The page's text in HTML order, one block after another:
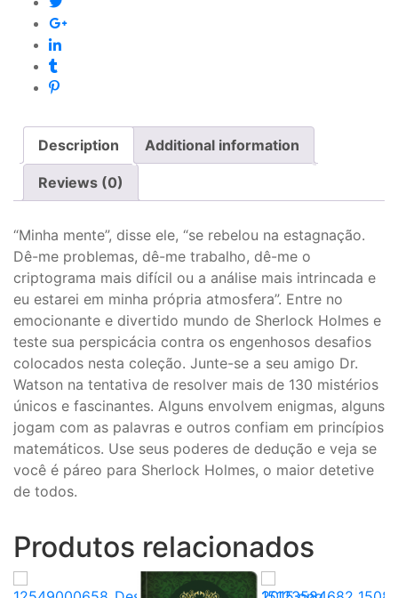
Description Additional information
Reviews (0)
“Minha mente”, disse ele, “se rebelou na estagnação.
Dê-me problemas, dê-me trabalho, dê-me o
criptograma mais difícil ou a análise mais intrincada e
eu estarei em minha própria atmosfera”. Entre no
emocionante e divertido mundo de Sherlock Holmes e
teste sua perspicácia contra os engenhosos desafios
colocados nesta coleção. Junte-se a seu amigo Dr.
Watson na tentativa de resolver mais de 130 mistérios
únicos e fascinantes. Alguns envolvem enigmas, alguns
jogam com as palavras e outros confiam em princípios
matemáticos. Use seus poderes de dedução e veja se
você é páreo para Sherlock Holmes, o maior detetive
de todos.
Produtos relacionados